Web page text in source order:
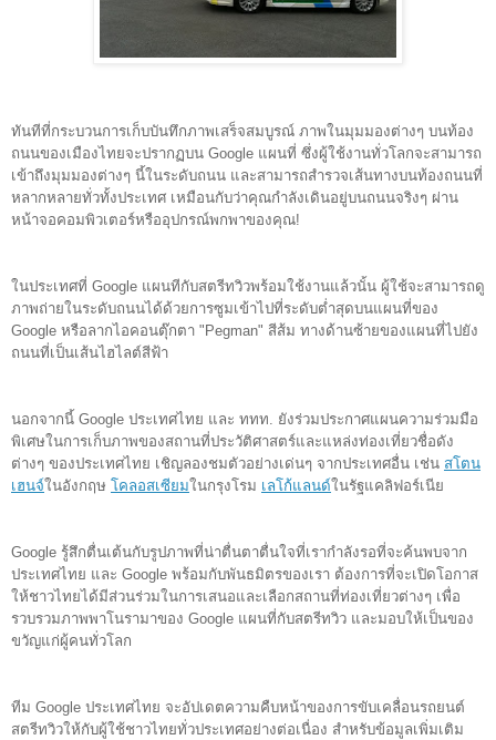
ทันทีที่กระบวนการเก็บบันทึกภาพเสร็จสมบูรณ์ ภาพในมุมมองต่างๆ บนท้อง
ถนนของเมืองไทยจะปรากฏบน Google แผนที่ ซึ่งผู้ใช้งานทั่วโลกจะสามารถ
เข้าถึงมุมมองต่างๆ นี้ในระดับถนน และสามารถสำรวจเส้นทางบนท้องถนนที่
หลากหลายทั่วทั้งประเทศ เหมือนกับว่าคุณกำลังเดินอยู่บนถนนจริงๆ ผ่าน
หน้าจอคอมพิวเตอร์หรืออุปกรณ์พกพาของคุณ!
ในประเทศที่ Google แผนทีกับสตรีทวิวพร้อมใช้งานแล้วนั้น ผู้ใช้จะสามารถดู
ภาพถ่ายในระดับถนนได้ด้วยการซูมเข้าไปที่ระดับต่ำสุดบนแผนที่ของ
Google หรือลากไอคอนตุ๊กตา "Pegman" สีส้ม ทางด้านซ้ายของแผนที่ไปยัง
ถนนที่เป็นเส้นไฮไลต์สีฟ้า
นอกจากนี้ Google ประเทศไทย และ ททท. ยังร่วมประกาศแผนความร่วมมือ
พิเศษในการเก็บภาพของสถานที่ประวัติศาสตร์และแหล่งท่องเที่ยวชื่อดัง
ต่างๆ ของประเทศไทย เชิญลองชมตัวอย่างเด่นๆ จากประเทศอื่น เช่น สโตน
เฮนจ์ในอังกฤษ โคลอสเซียมในกรุงโรม เลโก้แลนด์ในรัฐแคลิฟอร์เนีย
Google รู้สึกตื่นเต้นกับรูปภาพที่น่าตื่นตาตื่นใจที่เรากำลังรอที่จะค้นพบจาก
ประเทศไทย และ Google พร้อมกับพันธมิตรของเรา ต้องการที่จะเปิดโอกาส
ให้ชาวไทยได้มีส่วนร่วมในการเสนอและเลือกสถานที่ท่องเที่ยวต่างๆ เพื่อ
รวบรวมภาพพาโนรามาของ Google แผนที่กับสตรีทวิว และมอบให้เป็นของ
ขวัญแก่ผู้คนทั่วโลก
ทีม Google ประเทศไทย จะอัปเดตความคืบหน้าของการขับเคลื่อนรถยนต์
สตรีทวิวให้กับผู้ใช้ชาวไทยทั่วประเทศอย่างต่อเนื่อง สำหรับข้อมูลเพิ่มเติม